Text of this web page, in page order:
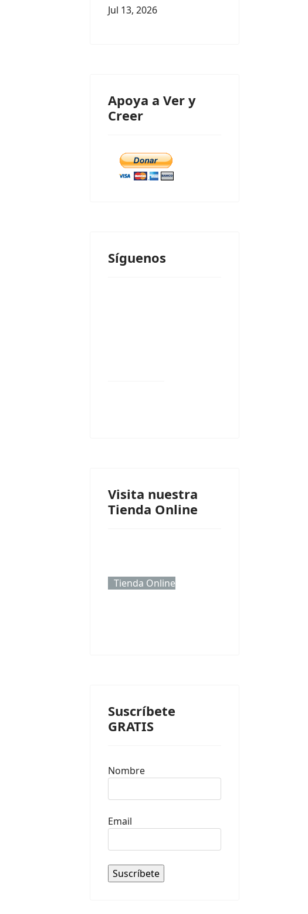
Jul 13, 2026
Apoya a Ver y
Creer
Síguenos
Visita nuestra
Tienda Online
Tienda Online
Suscríbete
GRATIS
Nombre
Email